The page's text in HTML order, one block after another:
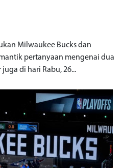
Milwaukee Bucks dan
pertanyaan mengenai dua
di hari Rabu, 26...